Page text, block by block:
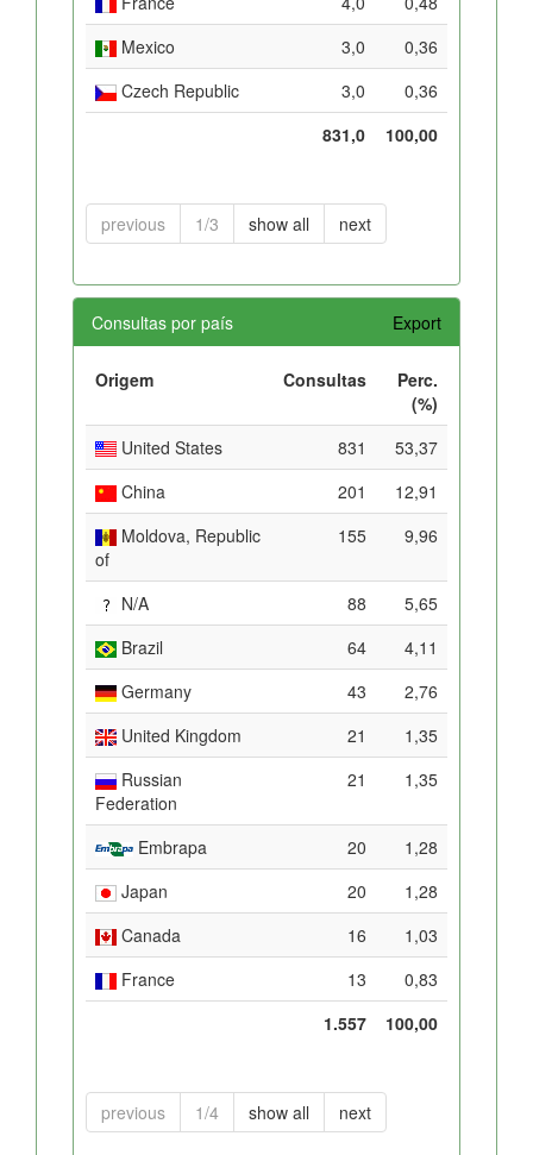
Mexico
3,0
0,36
Czech Republic
3,0
0,36
831,0
100,00
previous 1/3 show all next
Consultas por país Export
Origem Consultas
Perc.
(%)
United States
831
53,37
China
201
12,91
Moldova, Republic
of
155 9,96
N/A 88
5,65
Brazil
64
4,11
Germany
43
2,76
United Kingdom
21
1,35
Russian
Federation
21 1,35
Embrapa 20
1,28
Japan
20
1,28
Canada
16
1,03
France
13
0,83
1.557
100,00
previous 1/4 show all next